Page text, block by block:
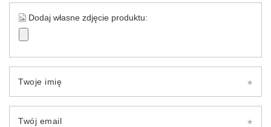
Dodaj własne zdjęcie produktu:
Twoje imię
Twój email